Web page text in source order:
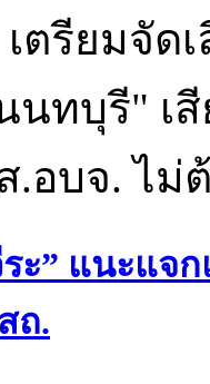
ตรียมจัด
นทบุรี" เ
อบจ. ไม่
ระ” แนะแ
ถ.